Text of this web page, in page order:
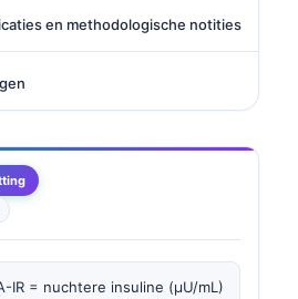
en methodologische notities
IR = nuchtere insuline (µU/mL)